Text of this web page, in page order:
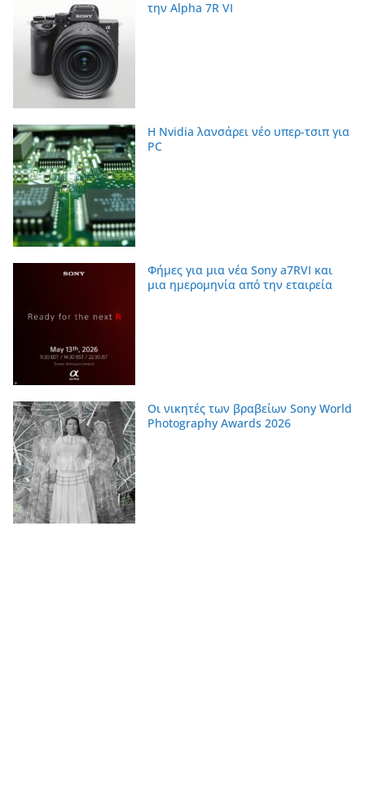
την Alpha 7R VI
Η Nvidia λανσάρει νέο υπερ-τσιπ για
PC
Φήμες για μια νέα Sony a7RVI και
μια ημερομηνία από την εταιρεία
Οι νικητές των βραβείων Sony World
Photography Awards 2026